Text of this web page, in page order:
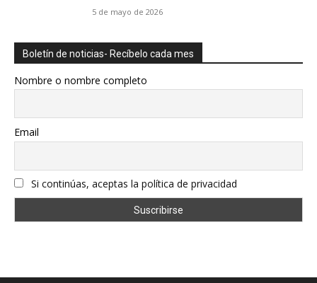
5 de mayo de 2026
Boletín de noticias- Recíbelo cada mes
Nombre o nombre completo
Email
Si continúas, aceptas la política de privacidad